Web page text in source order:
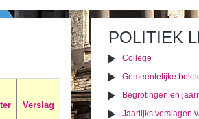
Verslag
POLITIEK
College
Gemeentelijke
Begrotingen en
Jaarlijks verslagen